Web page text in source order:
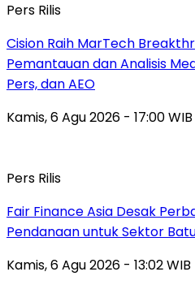
Pers Rilis
Cision Raih MarTech
Pemantauan dan Analisis
Pers, dan AEO
Kamis, 6 Agu 2026 - 17:00 WIB
Pers Rilis
Fair Finance Asia Desak
Pendanaan untuk Sektor
Kamis, 6 Agu 2026 - 13:02 WIB